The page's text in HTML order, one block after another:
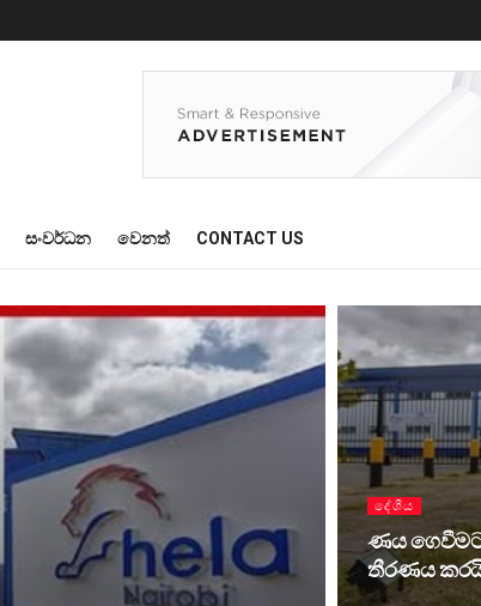
සංවර්ධන වෙනත් CONTACT US
දේශීය
ණය ගෙවීමට
තීරණය